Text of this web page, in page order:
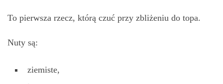
To pierwsza rzecz, którą czuć przy zbliżeniu do topa.
Nuty są:
ziemiste,